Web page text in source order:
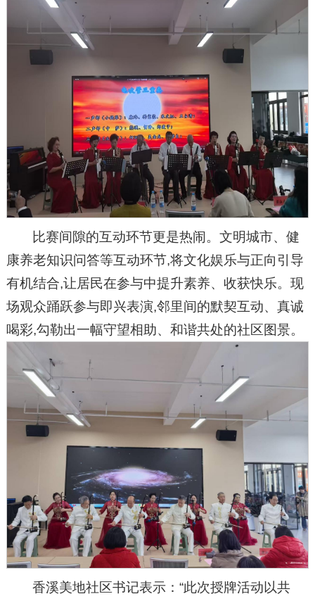
比赛间隙的互动环节更是热闹。文明城市、健
康养老知识问答等互动环节,将文化娱乐与正向引导
有机结合,让居民在参与中提升素养、收获快乐。现
场观众踊跃参与即兴表演,邻里间的默契互动、真诚
喝彩,勾勒出一幅守望相助、和谐共处的社区图景。
香溪美地社区书记表示：“此次授牌活动以共